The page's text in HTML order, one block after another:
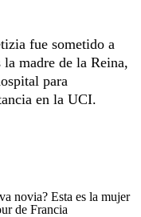
fue sometido a
madre de la Reina,
para
en la UCI.
novia? Esta es la mujer
de Francia